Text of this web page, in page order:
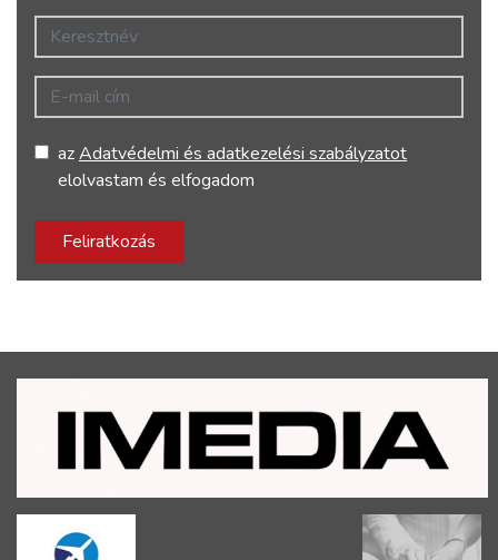
Keresztnév
E-mail cím
azAdatvédelmi és adatkezelési szabályzatot
elolvastam és elfogadom
Feliratkozás